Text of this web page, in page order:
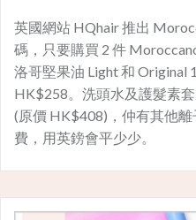
英國網站 HQhair 推出
碼，只要購買 2 件
洛哥堅果油 Light 和 Original
HK$258。洗頭水及護髮素
(原價 HK$408)，仲有其他
費，用英鎊會平少少。